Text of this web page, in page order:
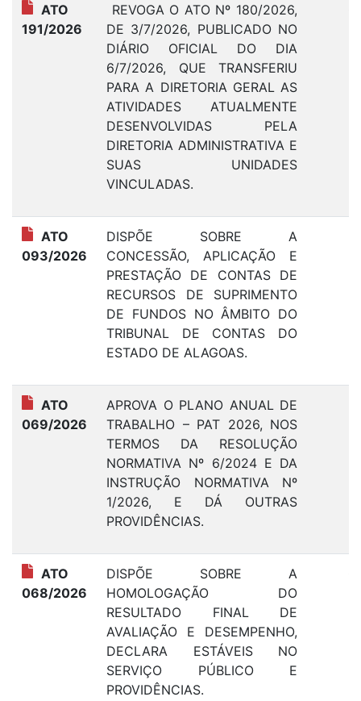
ATO
191/2026
REVOGA O ATO Nº 180/2026,
DE 3/7/2026, PUBLICADO NO
DIÁRIO OFICIAL DO DIA
6/7/2026, QUE TRANSFERIU
PARA A DIRETORIA GERAL AS
ATIVIDADES ATUALMENTE
DESENVOLVIDAS PELA
DIRETORIA ADMINISTRATIVA E
SUAS UNIDADES
VINCULADAS.
ATO
093/2026
DISPÕE SOBRE A
CONCESSÃO, APLICAÇÃO E
PRESTAÇÃO DE CONTAS DE
RECURSOS DE SUPRIMENTO
DE FUNDOS NO ÂMBITO DO
TRIBUNAL DE CONTAS DO
ESTADO DE ALAGOAS.
ATO
069/2026
APROVA O PLANO ANUAL DE
TRABALHO – PAT 2026, NOS
TERMOS DA RESOLUÇÃO
NORMATIVA Nº 6/2024 E DA
INSTRUÇÃO NORMATIVA Nº
1/2026, E DÁ OUTRAS
PROVIDÊNCIAS.
ATO
068/2026
DISPÕE SOBRE A
HOMOLOGAÇÃO DO
RESULTADO FINAL DE
AVALIAÇÃO E DESEMPENHO,
DECLARA ESTÁVEIS NO
SERVIÇO PÚBLICO E
PROVIDÊNCIAS.